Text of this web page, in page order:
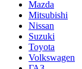
Mazda
Mitsubishi
Nissan
Suzuki
Toyota
Volkswagen